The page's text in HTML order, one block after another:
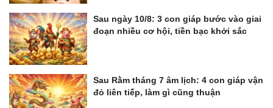
Sau ngày 10/8: 3 con giáp bước vào giai
đoạn nhiều cơ hội, tiền bạc khởi sắc
Sau Rằm tháng 7 âm lịch: 4 con giáp vận
đỏ liên tiếp, làm gì cũng thuận